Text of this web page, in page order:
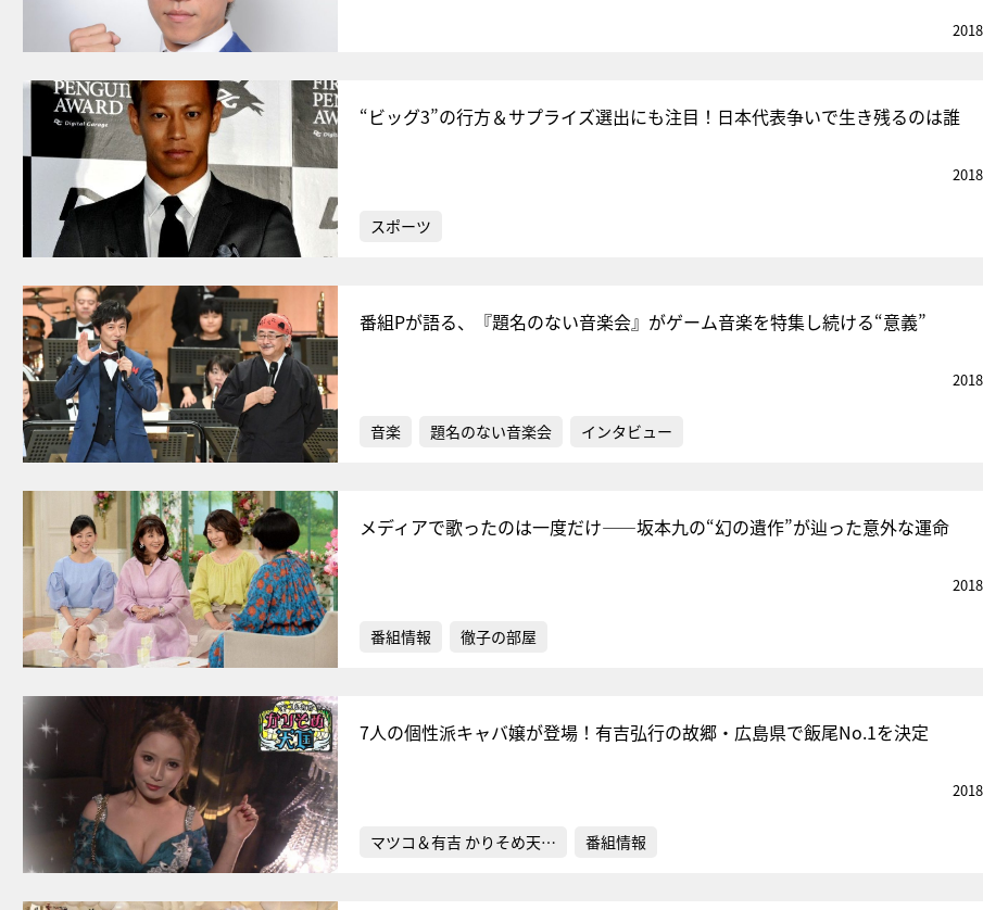
“ビッグ3”の行方＆サプライズ選出にも注目！日本代表争いで生き残るのは誰
スポーツ
番組Pが語る、『題名のない音楽会』がゲーム音楽を特集し続ける“意義”
音楽 題名のない音楽会 インタビュー
メディアで歌ったのは一度だけ――坂本九の“幻の遺作”が辿った意外な運命
番組情報 徹子の部屋
7人の個性派キャバ嬢が登場！有吉弘行の故郷・広島県で飯尾No.1を決定
マツコ＆有吉 かりそめ天… 番組情報